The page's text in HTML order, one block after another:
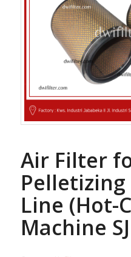
Air Filter
Line (Hot-
Machine